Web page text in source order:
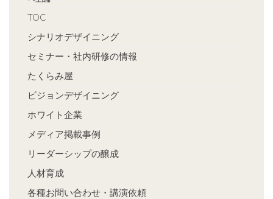
TOC
シナリオデザイニング
セミナー・社内研修の情報
たくらみ屋
ビジョンデザイニング
ホワイト企業
メディア掲載事例
リーダーシップの醸成
人材育成
各種お問い合わせ・講演依頼